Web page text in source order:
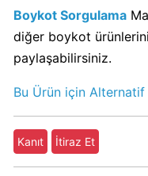
Sahibi
Kim?
Boykot
mu?
Nestle
Kimin
Boykot Sorgulama
diğer boykot
paylaşabilirsiniz.
Bu Ürün için
Kanıt İtiraz Et